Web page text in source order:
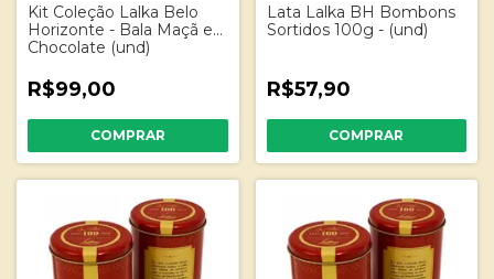
Kit Coleção Lalka Belo
Horizonte - Bala Maçã e
Chocolate (und)
R$99,00
Lata Lalka BH Bombons
Sortidos 100g - (und)
R$57,90